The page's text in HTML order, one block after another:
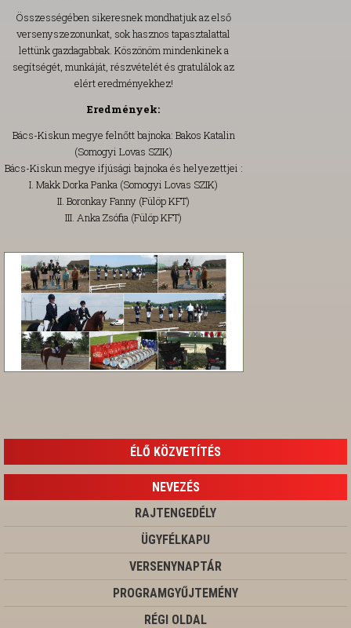
Összességében sikeresnek mondhatjuk az első
versenyszezonunkat, sok hasznos tapasztalattal
lettünk gazdagabbak. Köszönöm mindenkinek a
segítségét, munkáját, részvételét és gratulálok az
elért eredményekhez!
Eredmények:
Bács-Kiskun megye felnőtt bajnoka: Bakos Katalin
(Somogyi Lovas SZIK)
Bács-Kiskun megye ifjúsági bajnoka és helyezettjei :
I. Makk Dorka Panka (Somogyi Lovas SZIK)
II. Boronkay Fanny (Fülöp KFT)
III. Anka Zsófia (Fülöp KFT)
ÉLŐ KÖZVETÍTÉS
NEVEZÉS
RAJTENGEDÉLY
ÜGYFÉLKAPU
VERSENYNAPTÁR
PROGRAMGYŰJTEMÉNY
RÉGI OLDAL